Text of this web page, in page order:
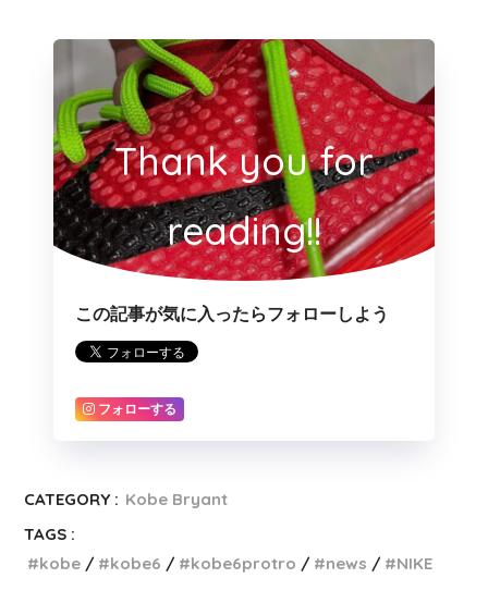
Thank you for
reading!!
この記事が気に入ったらフォローしよう
フォローする
CATEGORY : Kobe Bryant
TAGS :
kobe
kobe6 kobe6protro news NIKE